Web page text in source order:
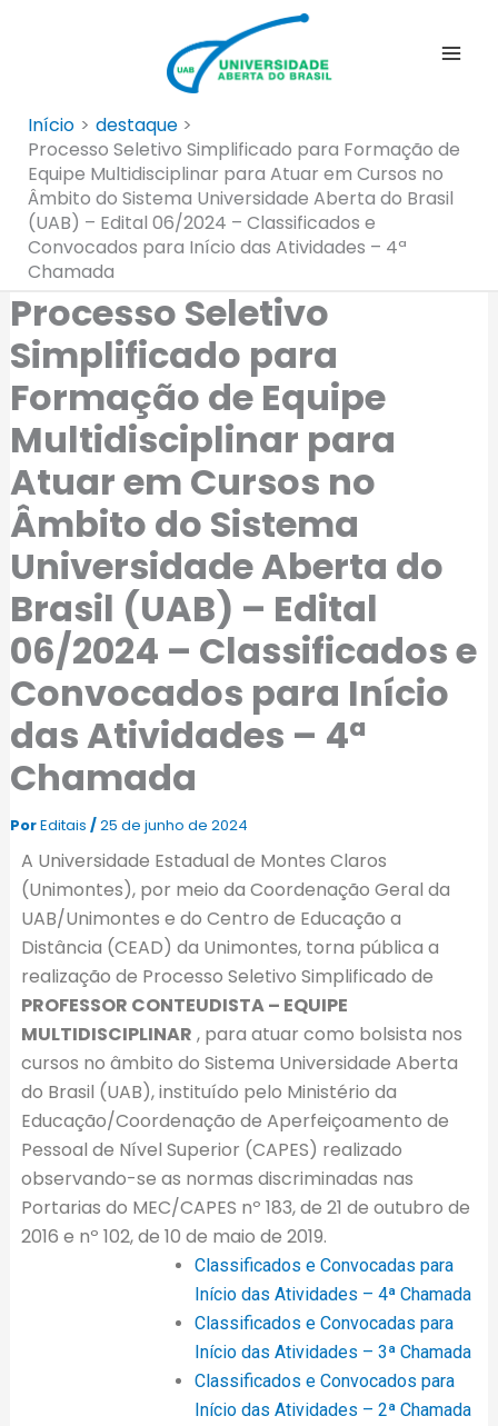
Início
destaque
Processo Seletivo Simplificado para Formação de
Equipe Multidisciplinar para Atuar em Cursos no
Âmbito do Sistema Universidade Aberta do Brasil
(UAB) – Edital 06/2024 – Classificados e
Convocados para Início das Atividades – 4ª
Chamada
Processo Seletivo
Simplificado para
Formação de Equipe
Multidisciplinar para
Atuar em Cursos no
Âmbito do Sistema
Universidade Aberta do
Brasil (UAB) – Edital
06/2024 – Classificados e
Convocados para Início
das Atividades – 4ª
Chamada
PorEditais /25 de junho de 2024
A Universidade Estadual de Montes Claros
(Unimontes), por meio da Coordenação Geral da
UAB/Unimontes e do Centro de Educação a
Distância (CEAD) da Unimontes, torna pública a
realização de Processo Seletivo Simplificado de
PROFESSOR CONTEUDISTA – EQUIPE
MULTIDISCIPLINAR , para atuar como bolsista nos
cursos no âmbito do Sistema Universidade Aberta
do Brasil (UAB), instituído pelo Ministério da
Educação/Coordenação de Aperfeiçoamento de
Pessoal de Nível Superior (CAPES) realizado
observando-se as normas discriminadas nas
Portarias do MEC/CAPES nº 183, de 21 de outubro de
2016 e nº 102, de 10 de maio de 2019.
Classificados e Convocadas para
Início das Atividades – 4ª Chamada
Classificados e Convocadas para
Início das Atividades – 3ª Chamada
Classificados e Convocados para
Início das Atividades – 2ª Chamada